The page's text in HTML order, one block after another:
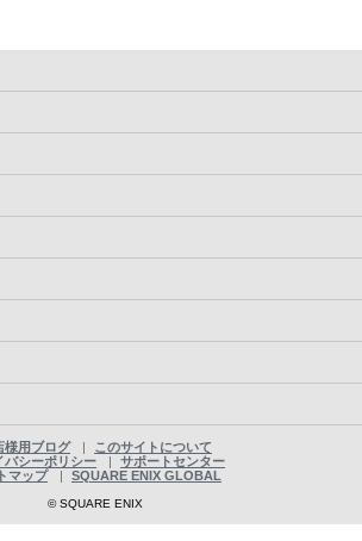
様用ブログ
このサイトについて
バシーポリシー
サポートセンター
マップ
SQUARE ENIX GLOBAL
© SQUARE ENIX